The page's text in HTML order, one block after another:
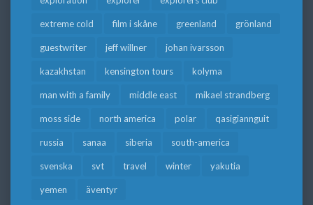
extreme cold film i skåne greenland grönland
guestwriter jeff willner johan ivarsson
kazakhstan kensington tours kolyma
man with a family middle east mikael strandberg
moss side north america polar qasigiannguit
russia sanaa siberia south-america
svenska svt travel winter yakutia
yemen äventyr